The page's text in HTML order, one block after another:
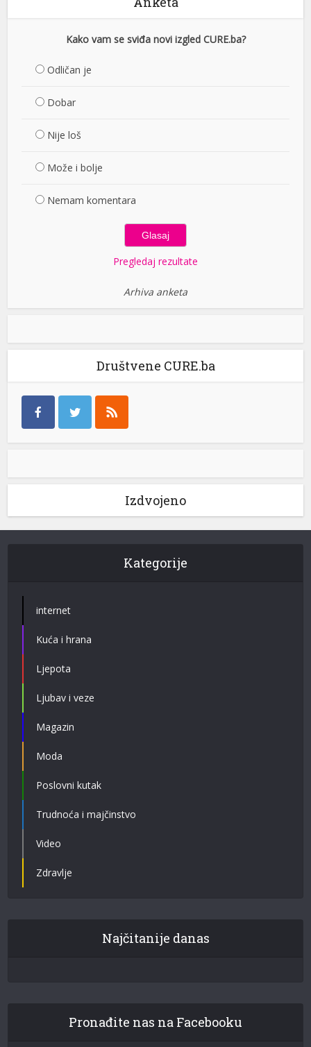
Kako vam se sviđa novi izgled CURE.ba?
Odličan je
Dobar
Nije loš
Može i bolje
Nemam komentara
Pregledaj rezultate
Arhiva anketa
Društvene CURE.ba
Izdvojeno
Kategorije
internet
Kuća i hrana
Ljepota
Ljubav i veze
Magazin
Moda
Poslovni kutak
Trudnoća i majčinstvo
Video
Zdravlje
Najčitanije danas
Pronađite nas na Facebooku